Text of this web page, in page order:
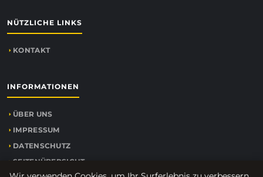
NÜTZLICHE LINKS
KONTAKT
INFORMATIONEN
ÜBER UNS
IMPRESSUM
DATENSCHUTZ
SEITENÜBERSICHT